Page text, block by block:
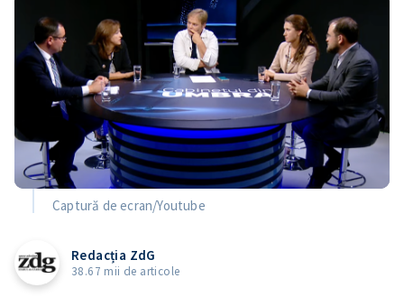
Captură de ecran/Youtube
Redacția ZdG
38.67 mii de articole